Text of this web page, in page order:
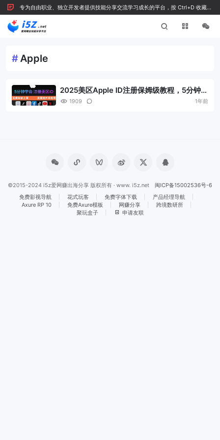
专为自由职业、独立开发者提供技能分享交流学习成长的平台，按 Ctrl+D 收藏我
们
# Apple
2025美区Apple ID注册保姆级教程，5分钟搞
定美区 Apple ID，支付下载付费应用！
1909 1年前
©2015-2024 i5z爱网赚出海分享 版权所有 · www. i5z.net 闽ICP备15002536号-6
免费影视导航
花式玩客 免费字体下载
产品经理导航
Axure RP 10
免费Axure模板 网赚分享
跨境数研所
聚玩盒子
申请友联